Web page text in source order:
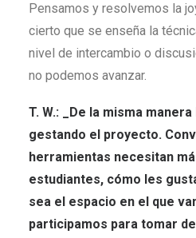
Pensamos y resolvemos la
cierto que se enseña la
nivel de intercambio o
no podemos avanzar.
T. W.: _De la misma
gestando el proyecto.
herramientas necesitan
estudiantes, cómo les
sea el espacio en el que
participamos para tomar